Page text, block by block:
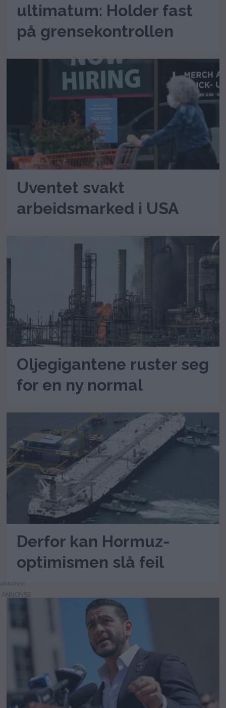
ultimatum: Holder fast
på grensekontrollen
Uventet svakt
arbeidsmarked i USA
Oljegigantene ruster seg
for en ny normal
Derfor kan Hormuz-
optimismen slå feil
ANNONSE